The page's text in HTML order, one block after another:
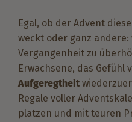
Egal, ob der Advent diese
weckt oder ganz
Vergangenheit zu
Erwachsene, das Gefühl
Aufgeregtheit
Regale voller
platzen und mit teuren